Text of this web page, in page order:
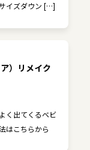
イズダウン […]
）リメイク
く出てくるベビ
はこちらから